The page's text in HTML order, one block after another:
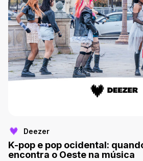
Deezer
K-pop e pop ocidental:
encontra o Oeste na música